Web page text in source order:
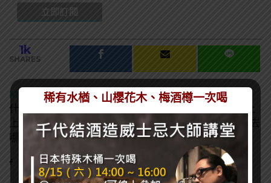
1k
SHARES
MA MATT
什麼酒都喝，酒精中漂浮的塵世小書僮，沒事喝喝酒上
上課。終於考過葡萄酒WSET L3、唎酒師，接下來該去
哪呢？
稀有水楢、山櫻花木、梅酒樽一次喝